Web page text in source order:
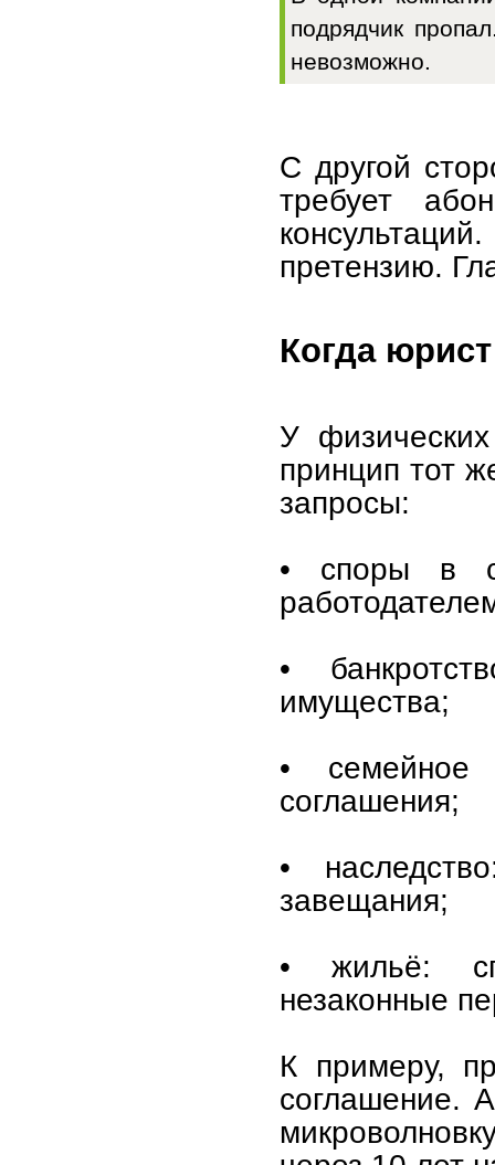
подрядчик
невозможно.
С другой
требует
претензию.
Когда
У
принцип тот
запросы:
• споры в
•
имущества;
• семейное
соглашения;
•
завещания;
• жильё:
незаконные
К примеру,
соглашение.